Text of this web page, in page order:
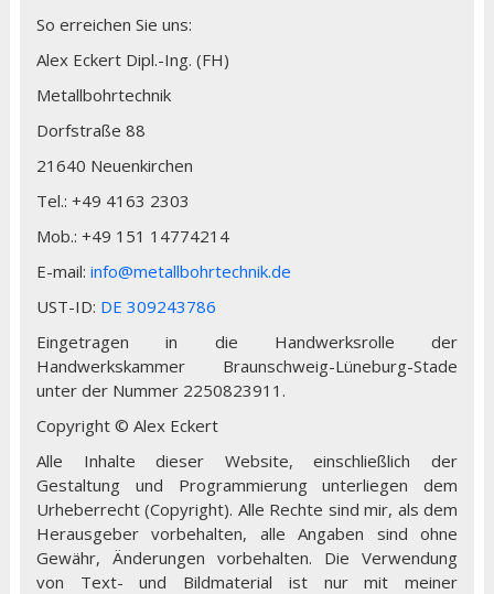
So erreichen Sie uns:
Alex Eckert Dipl.-Ing. (FH)
Metallbohrtechnik
Dorfstraße 88
21640 Neuenkirchen
Tel.: +49 4163 2303
Mob.: +49 151 14774214
E-mail: info@metallbohrtechnik.de
UST-ID: DE 309243786
Eingetragen in die Handwerksrolle der
Handwerkskammer Braunschweig-Lüneburg-Stade
unter der Nummer 2250823911.
Copyright © Alex Eckert
Alle Inhalte dieser Website, einschließlich der
Gestaltung und Programmierung unterliegen dem
Urheberrecht (Copyright). Alle Rechte sind mir, als dem
Herausgeber vorbehalten, alle Angaben sind ohne
Gewähr, Änderungen vorbehalten. Die Verwendung
von Text- und Bildmaterial ist nur mit meiner